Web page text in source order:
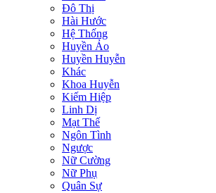
Đô Thị
Hài Hước
Hệ Thống
Huyền Ảo
Huyền Huyễn
Khác
Khoa Huyễn
Kiếm Hiệp
Linh Dị
Mạt Thế
Ngôn Tình
Ngược
Nữ Cường
Nữ Phụ
Quân Sự